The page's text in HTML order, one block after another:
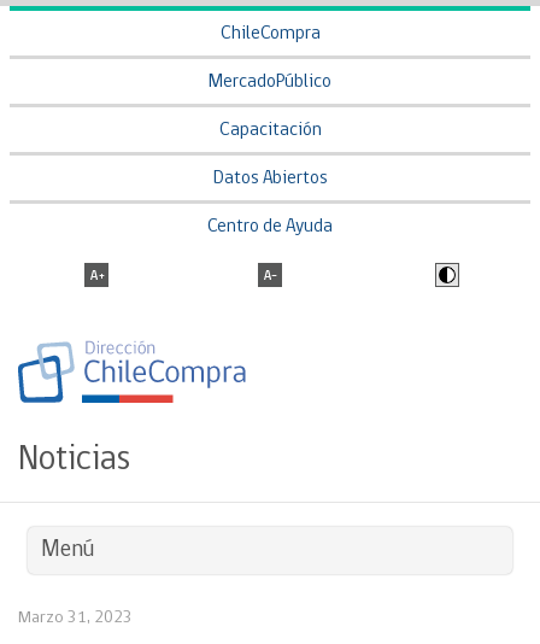
ChileCompra
MercadoPúblico
Capacitación
Datos Abiertos
Centro de Ayuda
Noticias
Menú
Marzo 31, 2023